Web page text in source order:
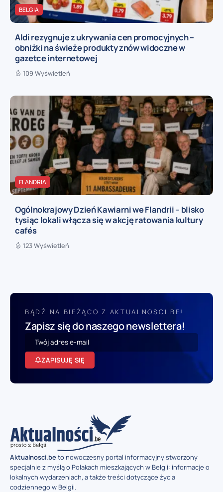
BELGIA
Aldi rezygnuje z ukrywania cen promocyjnych –
obniżki na świeże produkty znów widoczne w
gazetce internetowej
109 Wyświetleń
FLANDRIA
Ogólnokrajowy Dzień Kawiarni we Flandrii – blisko
tysiąc lokali włącza się w akcję ratowania kultury
cafés
123 Wyświetleń
BĄDŹ NA BIEŻĄCO Z AKTUALNOSCI.BE!
Zapisz się do naszego newslettera!
ZAPISUJĘ SIĘ
Aktualnosci.beto nowoczesny portal informacyjny stworzony
specjalnie z myślą o Polakach mieszkających w Belgii: informacje o
lokalnych wydarzeniach, a także treści dotyczące życia
codziennego w Belgii.